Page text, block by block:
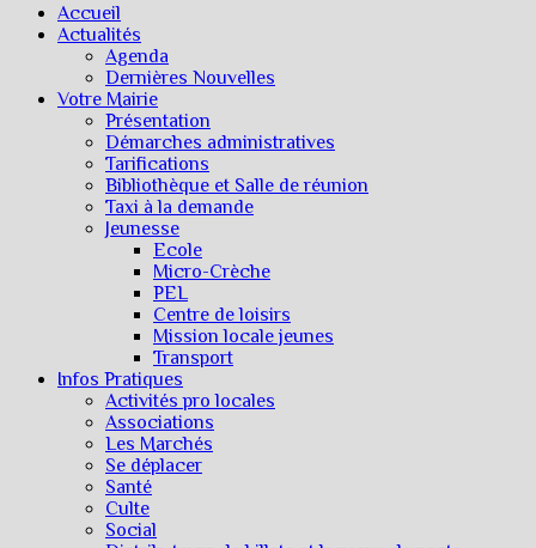
Accueil
Actualités
Agenda
Dernières Nouvelles
Votre Mairie
Présentation
Démarches administratives
Tarifications
Bibliothèque et Salle de réunion
Taxi à la demande
Jeunesse
Ecole
Micro-Crèche
PEL
Centre de loisirs
Mission locale jeunes
Transport
Infos Pratiques
Activités pro locales
Associations
Les Marchés
Se déplacer
Santé
Culte
Social